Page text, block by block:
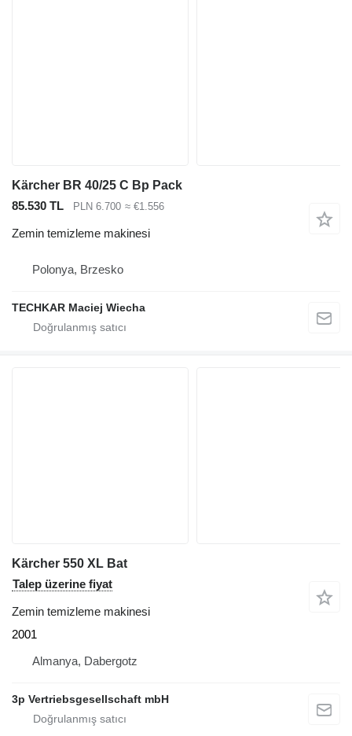
Kärcher BR 40/25 C Bp Pack
85.530 TL
PLN 6.700 ≈ €1.556
Zemin temizleme makinesi
Polonya, Brzesko
TECHKAR Maciej Wiecha
Kärcher 550 XL Bat
Talep üzerine fiyat
Zemin temizleme makinesi
2001
Almanya, Dabergotz
3p Vertriebsgesellschaft mbH